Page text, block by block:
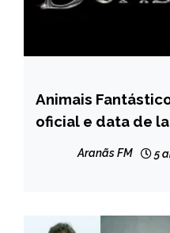
ENTRETENIMENTO
Animais
oficial e data de
Aranãs FM 5